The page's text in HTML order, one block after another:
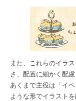
また、これらのイラ
さ、配置に細かく配慮
あくまで主役は「イ
ような形でイラスト